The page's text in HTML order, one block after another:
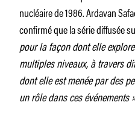
nucléaire de 1986. Ardavan
confirmé que la série diffusée
pour la façon dont elle
multiples niveaux, à travers
dont elle est menée par des
un rôle dans ces événements